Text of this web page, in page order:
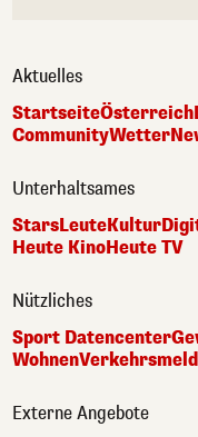
Aktuelles
StartseiteÖsterreich
CommunityWetter
Unterhaltsames
StarsLeuteKultur
Heute KinoHeute TV
Nützliches
Sport Datencenter
Wohnen
Externe Angebote